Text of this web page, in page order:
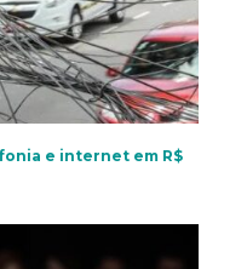
e internet em R$